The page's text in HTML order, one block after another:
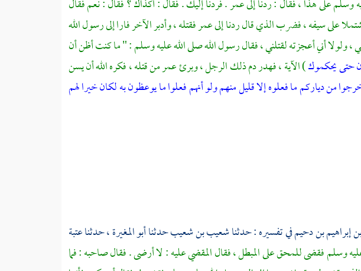
وسلم على هذا ، فقال : ردنا إلىعمر. فردنا إليك . فقال : أكذاك ؟ فقال : نعم فقال
على سيفه ، فضرب الذي قال ردنا إلىعمرفقتله ، وأدبر الآخر فارا إلى رسول الله
، ولولا أني أعجزته لقتلني ، فقال رسول الله صلى الله عليه وسلم : " ما كنت أظن أن
حتى يحكموك) الآية ، فهدر دم ذلك الرجل ، وبرئعمرمن قتله ، فكره الله أن يسن
من دياركم ما فعلوه إلا قليل منهم ولو أنهم فعلوا ما يوعظون به لكان خيرا لهم
إبراهيم بن دحيمفي تفسيره : حدثناشعيب بن شعيبحدثناأبو المغيرة، حدثناعتبة
وسلم فقضى للمحق على المبطل ، فقال المقضي عليه : لا أرضى . فقال صاحبه : فما